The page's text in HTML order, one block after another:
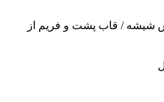
شیشه / قاب پشت و فریم از